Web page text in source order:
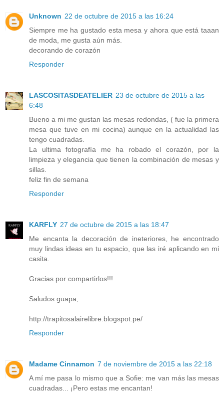
Unknown 22 de octubre de 2015 a las 16:24
Siempre me ha gustado esta mesa y ahora que está taaan
de moda, me gusta aún más.
decorando de corazón
Responder
LASCOSITASDEATELIER 23 de octubre de 2015 a las
6:48
Bueno a mi me gustan las mesas redondas, ( fue la primera
mesa que tuve en mi cocina) aunque en la actualidad las
tengo cuadradas.
La ultima fotografía me ha robado el corazón, por la
limpieza y elegancia que tienen la combinación de mesas y
sillas.
feliz fin de semana
Responder
KARFLY 27 de octubre de 2015 a las 18:47
Me encanta la decoración de ineteriores, he encontrado
muy lindas ideas en tu espacio, que las iré aplicando en mi
casita.
Gracias por compartirlos!!!
Saludos guapa,
http://trapitosalairelibre.blogspot.pe/
Responder
Madame Cinnamon 7 de noviembre de 2015 a las 22:18
A mí me pasa lo mismo que a Sofie: me van más las mesas
cuadradas... ¡Pero estas me encantan!